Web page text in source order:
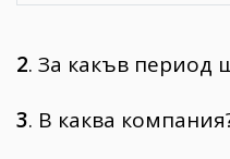
2. За какъв период
3. В каква